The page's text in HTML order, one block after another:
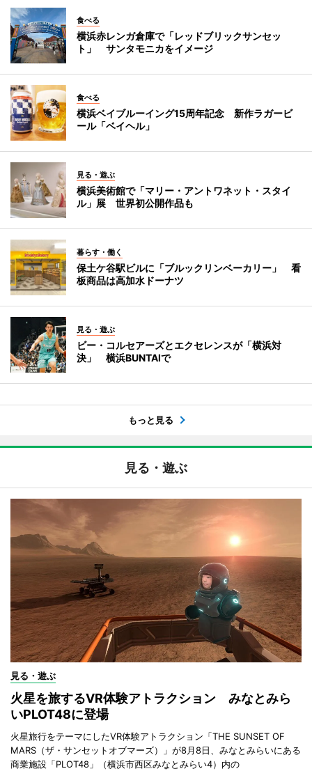
食べる
横浜赤レンガ倉庫で「レッドブリックサンセッ
ト」 サンタモニカをイメージ
食べる
横浜ベイブルーイング15周年記念 新作ラガービ
ール「ベイヘル」
見る・遊ぶ
横浜美術館で「マリー・アントワネット・スタイ
ル」展 世界初公開作品も
暮らす・働く
保土ケ谷駅ビルに「ブルックリンベーカリー」 看
板商品は高加水ドーナツ
見る・遊ぶ
ビー・コルセアーズとエクセレンスが「横浜対
決」 横浜BUNTAIで
もっと見る
見る・遊ぶ
見る・遊ぶ
火星を旅するVR体験アトラクション みなとみら
いPLOT48に登場
火星旅行をテーマにしたVR体験アトラクション「THE SUNSET OF
MARS（ザ・サンセットオブマーズ）」が8月8日、みなとみらいにある
商業施設「PLOT48」（横浜市西区みなとみらい4）内の